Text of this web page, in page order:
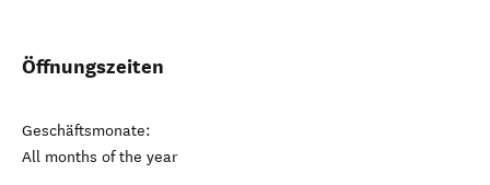
Öffnungszeiten
Geschäftsmonate:
All months of the year